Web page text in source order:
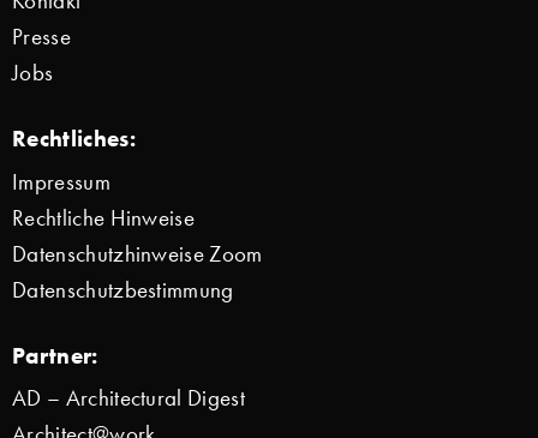
Presse
Jobs
Rechtliches:
Impressum
Rechtliche Hinweise
Datenschutzhinweise Zoom
Datenschutzbestimmung
Partner:
AD – Architectural Digest